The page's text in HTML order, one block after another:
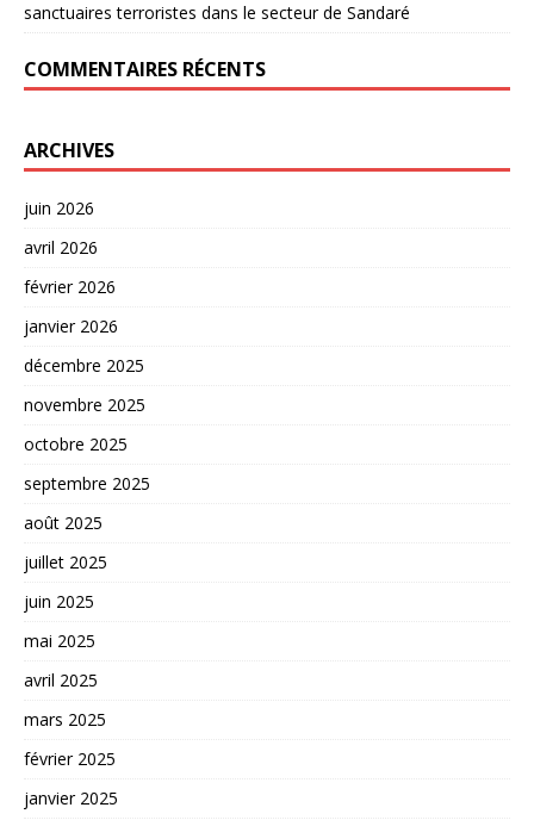
sanctuaires terroristes dans le secteur de Sandaré
COMMENTAIRES RÉCENTS
ARCHIVES
juin 2026
avril 2026
février 2026
janvier 2026
décembre 2025
novembre 2025
octobre 2025
septembre 2025
août 2025
juillet 2025
juin 2025
mai 2025
avril 2025
mars 2025
février 2025
janvier 2025